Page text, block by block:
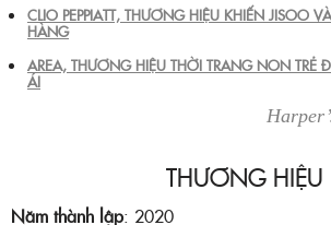
CLIO PEPPIATT, THƯƠNG HIỆU KHIẾN JISOO
HÀNG
AREA, THƯƠNG HIỆU THỜI TRANG NON TRẺ
ÁI
THƯƠNG HIỆU
Năm thành lập: 2020